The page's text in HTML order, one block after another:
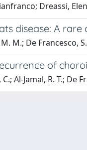
Dreassi,
disease: A rare
M.; De Francesco,
of
Al-Jamal, R. T.;